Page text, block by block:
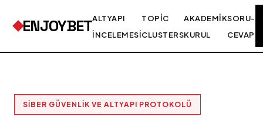
ENJOYBETALTYAPI
İNCELEMESI
TOPIC
CLUSTERS
AKADEMIK
KURUL
SORU-
CEVAP
SIBER GÜVENLIK VE ALTYAPI PROTOKOLÜ